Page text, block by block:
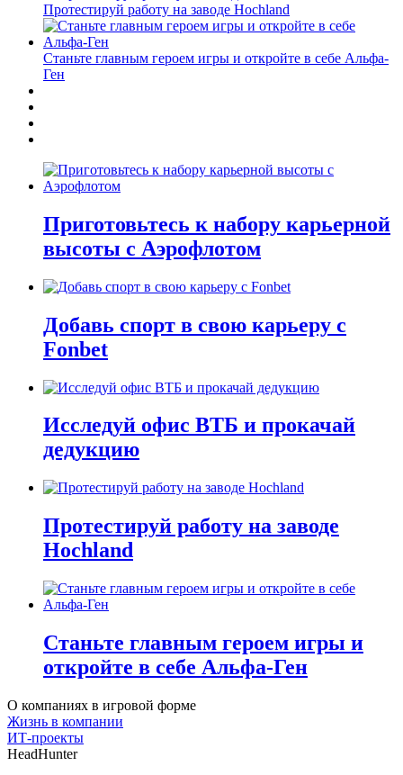
Протестируй работу на заводе Hochland
Станьте главным героем игры и откройте в себе Альфа-
Ген
Приготовьтесь к набору карьерной
высоты с Аэрофлотом
Добавь спорт в свою карьеру с
Fonbet
Исследуй офис ВТБ и прокачай
дедукцию
Протестируй работу на заводе
Hochland
Станьте главным героем игры и
откройте в себе Альфа-Ген
О компаниях в игровой форме
Жизнь в компании
ИТ-проекты
HeadHunter